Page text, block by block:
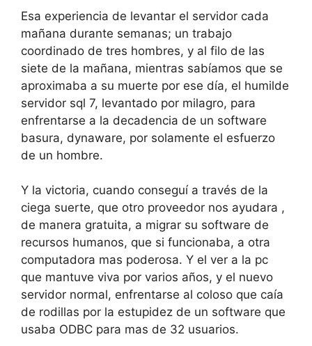
Esa experiencia de levantar el servidor cada
mañana durante semanas; un trabajo
coordinado de tres hombres, y al filo de las
siete de la mañana, mientras sabíamos que se
aproximaba a su muerte por ese día, el humilde
servidor sql 7, levantado por milagro, para
enfrentarse a la decadencia de un software
basura, dynaware, por solamente el esfuerzo
de un hombre.
Y la victoria, cuando conseguí a través de la
ciega suerte, que otro proveedor nos ayudara ,
de manera gratuita, a migrar su software de
recursos humanos, que si funcionaba, a otra
computadora mas poderosa. Y el ver a la pc
que mantuve viva por varios años, y el nuevo
servidor normal, enfrentarse al coloso que caía
de rodillas por la estupidez de un software que
usaba ODBC para mas de 32 usuarios.